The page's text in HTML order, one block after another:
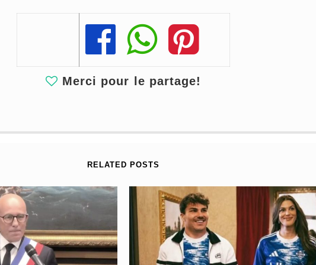
Share
Share
Share
Merci pour le partage!
RELATED POSTS